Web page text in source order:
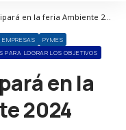
Corresponsables > Noticias > Bergner participará en la feria Ambiente 2024
EMPRESAS
PYMES
PARA LOGRAR LOS OBJETIVOS
en la
2024